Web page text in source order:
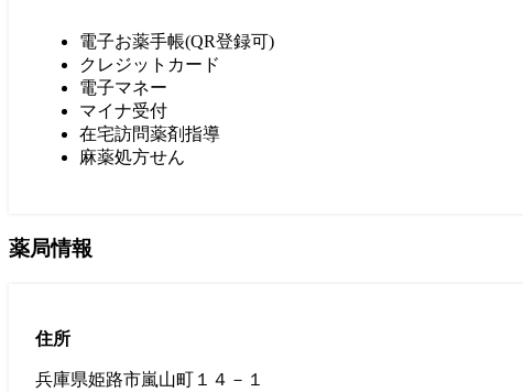
電子お薬手帳(QR登録可)
クレジットカード
電子マネー
マイナ受付
在宅訪問薬剤指導
麻薬処方せん
薬局情報
住所
兵庫県姫路市嵐山町１４－１